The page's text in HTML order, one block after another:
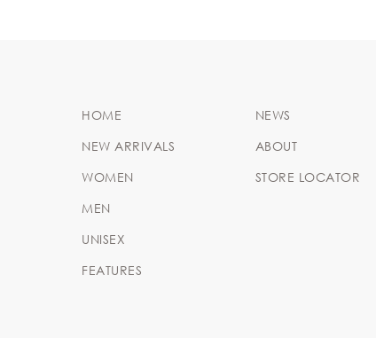
HOME
NEW ARRIVALS
WOMEN
MEN
UNISEX
FEATURES
NEWS
ABOUT
STORE LOCATOR